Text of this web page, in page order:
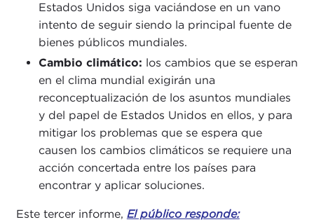
Estados Unidos siga vaciándose en un vano
intento de seguir siendo la principal fuente de
bienes públicos mundiales.
Cambio climático: los cambios que se esperan
en el clima mundial exigirán una
reconceptualización de los asuntos mundiales
y del papel de Estados Unidos en ellos, y para
mitigar los problemas que se espera que
causen los cambios climáticos se requiere una
acción concertada entre los países para
encontrar y aplicar soluciones.
Este tercer informe, El público responde: